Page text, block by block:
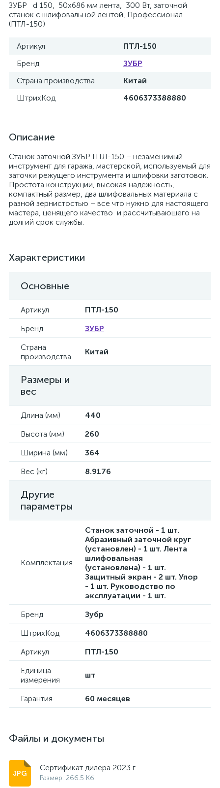
ЗУБР d 150, 50x686 мм лента, 300 Вт, заточной
станок с шлифовальной лентой, Профессионал
(ПТЛ-150)
Артикул
ПТЛ-150
Бренд
ЗУБР
Страна производства
Китай
ШтрихКод
4606373388880
Описание
Станок заточной ЗУБР ПТЛ-150 – незаменимый
инструмент для гаража, мастерской, используемый для
заточки режущего инструмента и шлифовки заготовок.
Простота конструкции, высокая надежность,
компактный размер, два шлифовальных материала с
разной зернистостью – все что нужно для настоящего
мастера, ценящего качество и рассчитывающего на
долгий срок службы.
Характеристики
Основные
Артикул
ПТЛ-150
Бренд
ЗУБР
Страна
производства
Китай
Размеры и
вес
Длина (мм)
440
Высота (мм)
260
Ширина (мм)
364
Вес (кг)
8.9176
Другие
параметры
Комплектация
Станок заточной - 1 шт.
Абразивный заточной круг
(установлен) - 1 шт. Лента
шлифовальная
(установлена) - 1 шт.
Защитный экран - 2 шт. Упор
- 1 шт. Руководство по
эксплуатации - 1 шт.
Бренд
Зубр
ШтрихКод
4606373388880
Артикул
ПТЛ-150
Единица
измерения
шт
Гарантия 60 месяцев
Файлы и документы
Сертификат дилера 2023 г.
Размер: 266.5 Кб